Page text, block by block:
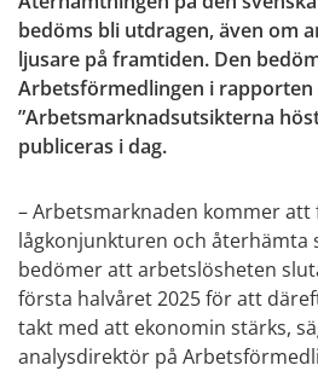
bedöms bli utdragen, även om
ljusare på framtiden. Den
Arbetsförmedlingen i rapporten
”Arbetsmarknadsutsikterna
publiceras i dag.
– Arbetsmarknaden kommer
lågkonjunkturen och återhämta
bedömer att arbetslösheten
första halvåret 2025 för att
takt med att ekonomin stärks,
analysdirektör på